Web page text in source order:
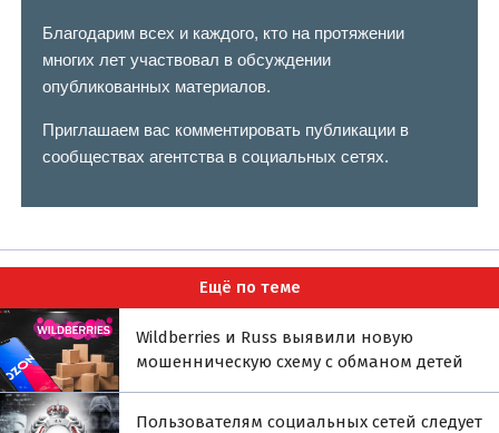
Благодарим всех и каждого, кто на протяжении
многих лет участвовал в обсуждении
опубликованных материалов.
Приглашаем вас комментировать публикации в
сообществах агентства в социальных сетях.
Ещё по теме
Wildberries и Russ выявили новую
мошенническую схему с обманом детей
Пользователям социальных сетей следует